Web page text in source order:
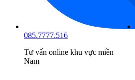
091.3333.518
Tư vấn online khu vực miền
Trung